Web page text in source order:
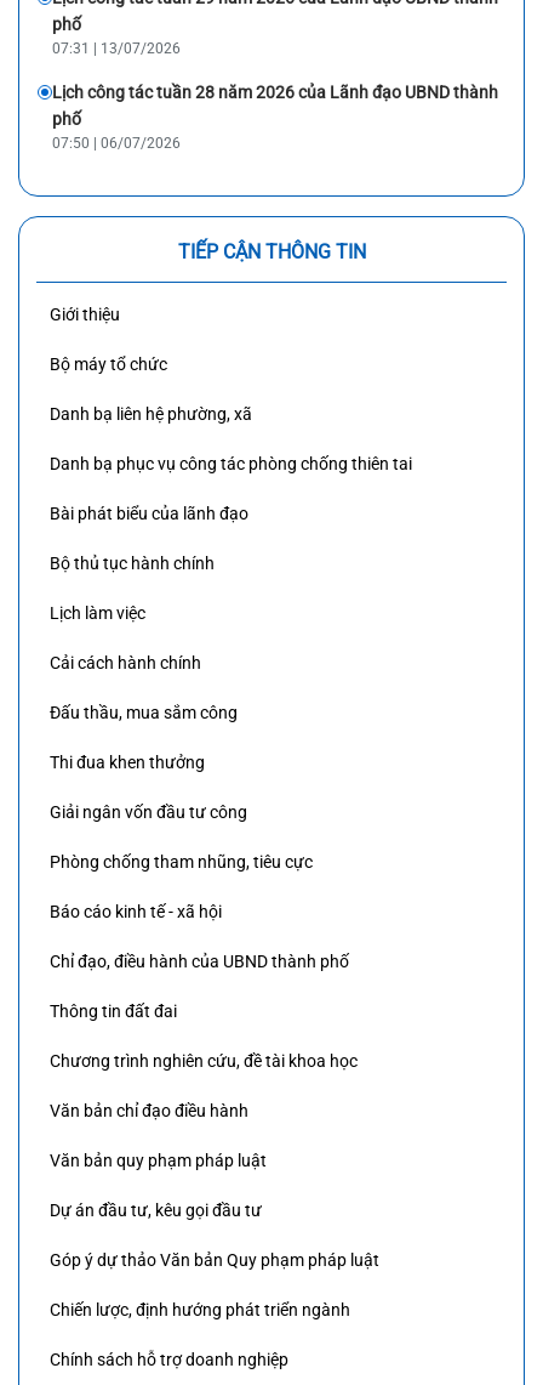
phố
07:31 | 13/07/2026
Lịch công tác tuần 28 năm 2026 của Lãnh đạo UBND thành
phố
07:50 | 06/07/2026
TIẾP CẬN THÔNG TIN
Giới thiệu
Bộ máy tổ chức
Danh bạ liên hệ phường, xã
Danh bạ phục vụ công tác phòng chống thiên tai
Bài phát biểu của lãnh đạo
Bộ thủ tục hành chính
Lịch làm việc
Cải cách hành chính
Đấu thầu, mua sắm công
Thi đua khen thưởng
Giải ngân vốn đầu tư công
Phòng chống tham nhũng, tiêu cực
Báo cáo kinh tế - xã hội
Chỉ đạo, điều hành của UBND thành phố
Thông tin đất đai
Chương trình nghiên cứu, đề tài khoa học
Văn bản chỉ đạo điều hành
Văn bản quy phạm pháp luật
Dự án đầu tư, kêu gọi đầu tư
Góp ý dự thảo Văn bản Quy phạm pháp luật
Chiến lược, định hướng phát triển ngành
Chính sách hỗ trợ doanh nghiệp